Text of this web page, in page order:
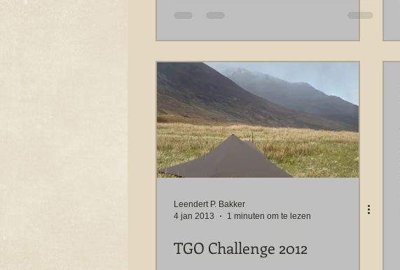
Leendert P. Bakker
4 jan 2013
1 minuten om te lezen
TGO Challenge 2012